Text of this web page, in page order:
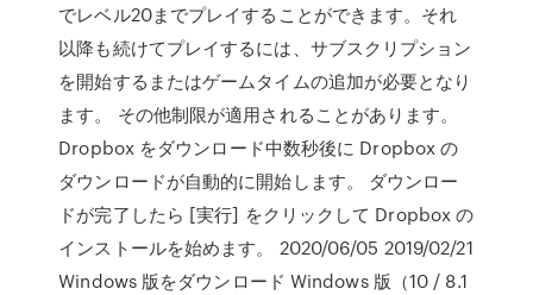
でレベル20までプレイすることができます。それ
以降も続けてプレイするには、サブスクリプション
を開始するまたはゲームタイムの追加が必要となり
ます。 その他制限が適用されることがあります。
Dropbox をダウンロード中数秒後に Dropbox の
ダウンロードが自動的に開始します。 ダウンロー
ドが完了したら [実行] をクリックして Dropbox の
インストールを始めます。 2020/06/05 2019/02/21
Windows 版をダウンロード Windows 版（10 / 8.1